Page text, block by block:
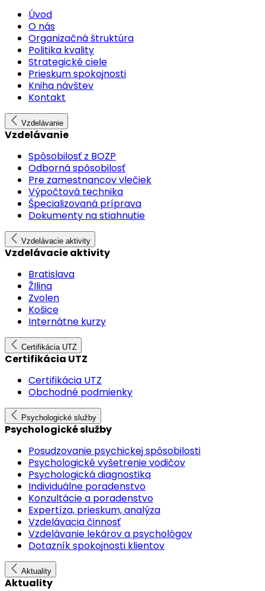
Úvod
O nás
Organizačná štruktúra
Politika kvality
Strategické ciele
Prieskum spokojnosti
Kniha návštev
Kontakt
Vzdelávanie
Vzdelávanie
Spôsobilosť z BOZP
Odborná spôsobilosť
Pre zamestnancov vlečiek
Výpočtová technika
Špecializovaná príprava
Dokumenty na stiahnutie
Vzdelávacie aktivity
Vzdelávacie aktivity
Bratislava
ŽIlina
Zvolen
Košice
Internátne kurzy
Certifikácia UTZ
Certifikácia UTZ
Certifikácia UTZ
Obchodné podmienky
Psychologické služby
Psychologické služby
Posudzovanie psychickej spôsobilosti
Psychologické vyšetrenie vodičov
Psychologická diagnostika
Individuálne poradenstvo
Konzultácie a poradenstvo
Expertíza, prieskum, analýza
Vzdelávacia činnosť
Vzdelávanie lekárov a psychológov
Dotazník spokojnosti klientov
Aktuality
Aktuality